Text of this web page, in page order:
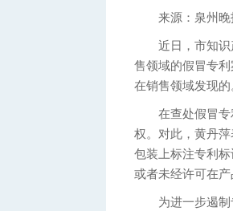
来源：泉州晚
近日，市知识
售领域的假冒专
在销售领域发现
在查处假冒专
权。对此，黄丹
包装上标注专利
或者未经许可在产
为进一步遏制